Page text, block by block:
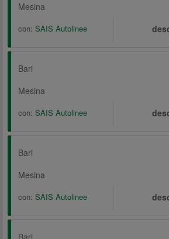
Mesina
con: SAIS Autolinee
Bari
Mesina
con: SAIS Autolinee
Bari
Mesina
con: SAIS Autolinee
Bari